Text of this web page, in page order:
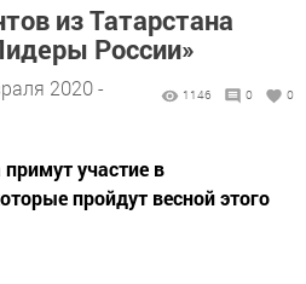
из Татарстана
России»
2020 -
1146 0 0
участие в
пройдут весной этого